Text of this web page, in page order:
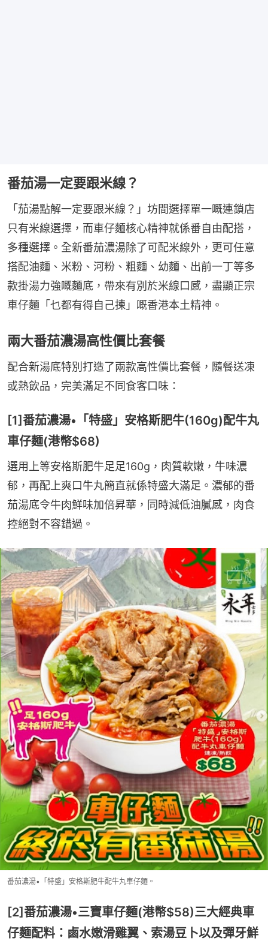
番茄湯一定要跟米線？
「茄湯點解一定要跟米線？」坊間選擇單一嘅連鎖店
只有米線選擇，而車仔麵核心精神就係番自由配搭，
多種選擇。全新番茄濃湯除了可配米線外，更可任意
搭配油麵、米粉、河粉、粗麵、幼麵、出前一丁等多
款掛湯力強嘅麵底，帶來有別於米線口感，盡顯正宗
車仔麵「乜都有得自己揀」嘅香港本土精神。
兩大番茄濃湯高性價比套餐
配合新湯底特別打造了兩款高性價比套餐，隨餐送凍
或熱飲品，完美滿足不同食客口味：
[1]番茄濃湯•「特盛」安格斯肥牛(160g)配牛丸
車仔麵(港幣$68)
選用上等安格斯肥牛足足160g，肉質軟嫩，牛味濃
郁，再配上爽口牛丸簡直就係特盛大滿足。濃郁的番
茄湯底令牛肉鮮味加倍昇華，同時減低油膩感，肉食
控絕對不容錯過。
番茄濃湯•「特盛」安格斯肥牛配牛丸車仔麵。
[2]番茄濃湯•三寶車仔麵(港幣$58)三大經典車
仔麵配料：鹵水嫩滑雞翼、索湯豆卜以及彈牙鮮